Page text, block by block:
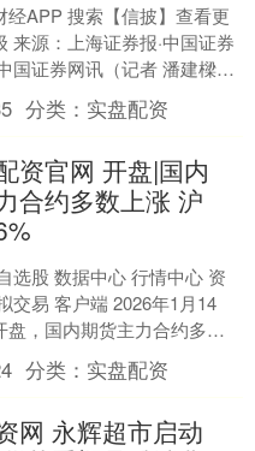
经APP 搜索【信披】查看更
来源：上海证券报·中国证券
国证券网讯（记者 潘建樑）
间公告，公司于2026年1月18
分类： 实盘配资
资官网 开盘|国内
合约多数上涨 沪
选股 数据中心 行情中心 资
交易 客户端 2026年1月14
盘，国内期货主力合约多数
涨超6%，燃料油涨超5%，沪
分类： 实盘配资
网 永辉超市启动